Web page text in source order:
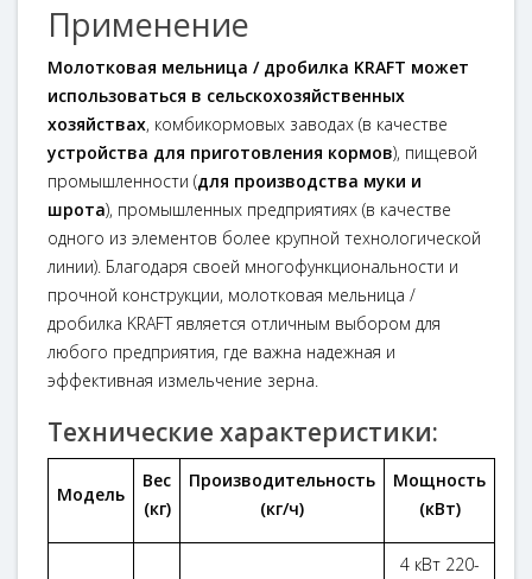
Применение
Молотковая мельница / дробилка KRAFT может
использоваться в сельскохозяйственных
хозяйствах, комбикормовых заводах (в качестве
устройства для приготовления кормов), пищевой
промышленности (для производства муки и
шрота), промышленных предприятиях (в качестве
одного из элементов более крупной технологической
линии). Благодаря своей многофункциональности и
прочной конструкции, молотковая мельница /
дробилка KRAFT является отличным выбором для
любого предприятия, где важна надежная и
эффективная измельчение зерна.
Технические характеристики:
Модель
Вес
(кг)
Производительность
(кг/ч)
Мощность
(кВт)
4 кВт 220-